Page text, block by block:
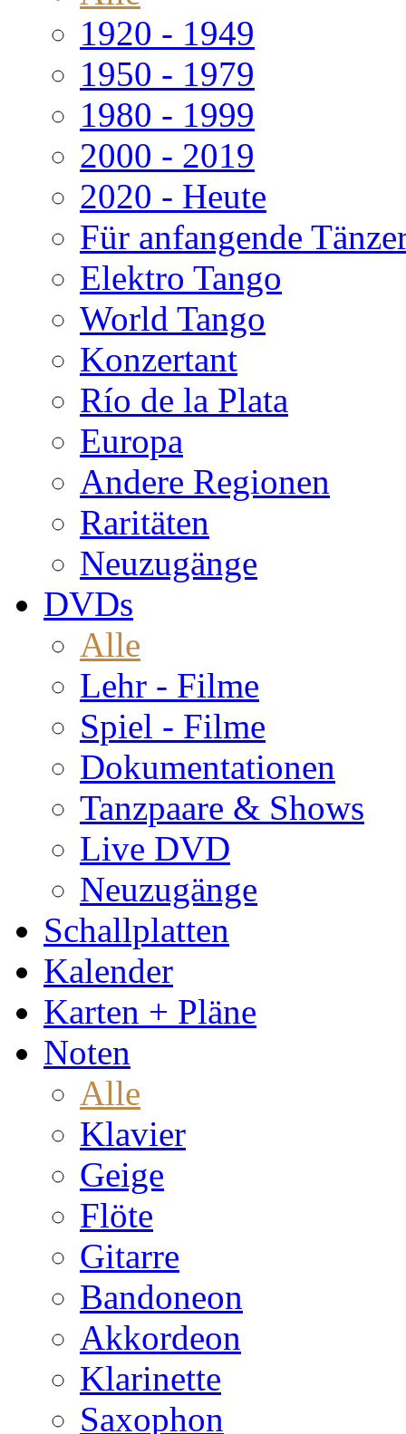
1920 - 1949
1950 - 1979
1980 - 1999
2000 - 2019
2020 - Heute
Für anfangende
Elektro Tango
World Tango
Konzertant
Río de la Plata
Europa
Andere Regionen
Raritäten
Neuzugänge
DVDs
Alle
Lehr - Filme
Spiel - Filme
Dokumentationen
Tanzpaare & Shows
Live DVD
Neuzugänge
Schallplatten
Kalender
Karten + Pläne
Noten
Alle
Klavier
Geige
Flöte
Gitarre
Bandoneon
Akkordeon
Klarinette
Saxophon